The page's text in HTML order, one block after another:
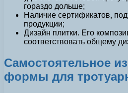
гораздо дольше;
Наличие сертификатов,
продукции;
Дизайн плитки. Его
соответствовать общему
Самостоятельное
формы для